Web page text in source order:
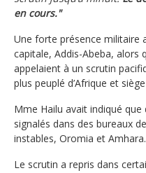
en cours."
Une forte présence militaire
capitale, Addis-Abeba, alors
appelaient à un scrutin
plus peuplé d’Afrique et
Mme Hailu avait indiqué
signalés dans des bureaux
instables, Oromia et Amhara.
Le scrutin a repris dans